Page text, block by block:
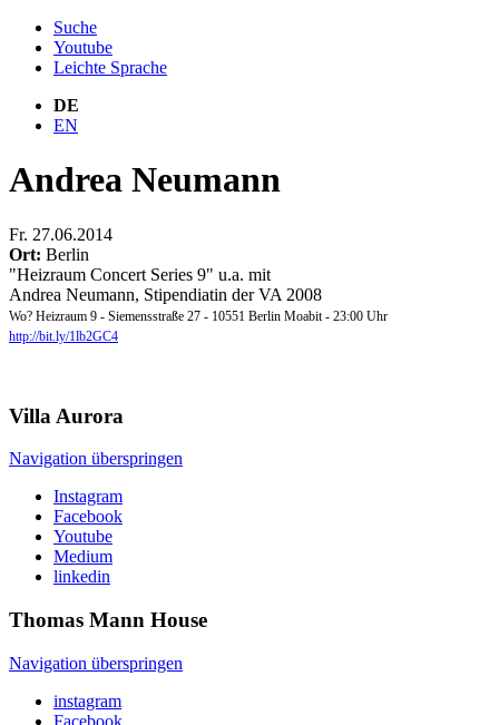
Suche
Youtube
Leichte Sprache
DE
EN
Andrea Neumann
Fr. 27.06.2014
Ort: Berlin
"Heizraum Concert Series 9" u.a. mit
Andrea Neumann, Stipendiatin der VA 2008
Wo? Heizraum 9 - Siemensstraße 27 - 10551 Berlin Moabit - 23:00 Uhr
http://bit.ly/1lb2GC4
Villa Aurora
Navigation überspringen
Instagram
Facebook
Youtube
Medium
linkedin
Thomas Mann House
Navigation überspringen
instagram
Facebook